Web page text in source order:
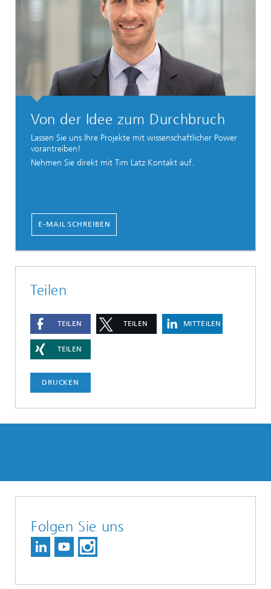
Von der Idee zum Durchbruch
Lassen Sie uns Ihre Projekte mit wissenschaftlicher Power
vorantreiben!
Nehmen Sie direkt mit Tim Latz Kontakt auf.
E-MAIL SCHREIBEN
Teilen
TEILEN TEILEN MITTEILEN
TEILEN
DRUCKEN
Folgen Sie uns